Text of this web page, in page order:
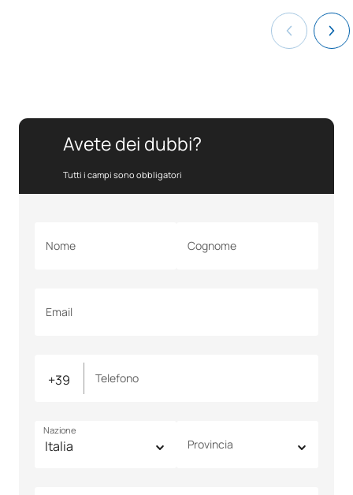
Avete dei dubbi?
Tutti i campi sono obbligatori
Nome Cognome
Email
Telefono
Nazione
Provincia